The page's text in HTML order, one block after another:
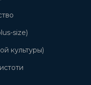
size)
культуры)